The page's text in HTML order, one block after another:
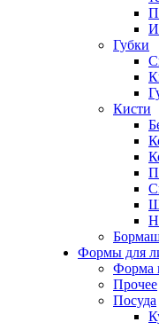
Губки
Кисти
Формы для
Форма
Прочее
Посуда